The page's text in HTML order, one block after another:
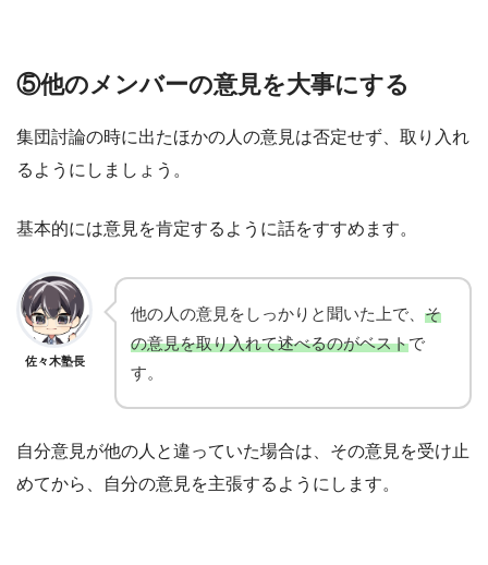
⑤他のメンバーの意見を大事にする
集団討論の時に出たほかの人の意見は否定せず、取り入れ
るようにしましょう。
基本的には意見を肯定するように話をすすめます。
佐々木塾長
他の人の意見をしっかりと聞いた上で、 そ
の意見を取り入れて述べるのがベストで
す。
自分意見が他の人と違っていた場合は、その意見を受け止
めてから、自分の意見を主張するようにします。